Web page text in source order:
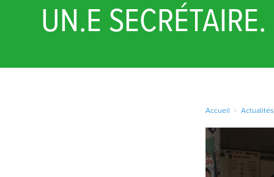
UN.E SECRÉTAIRE.
Accueil > Actualités